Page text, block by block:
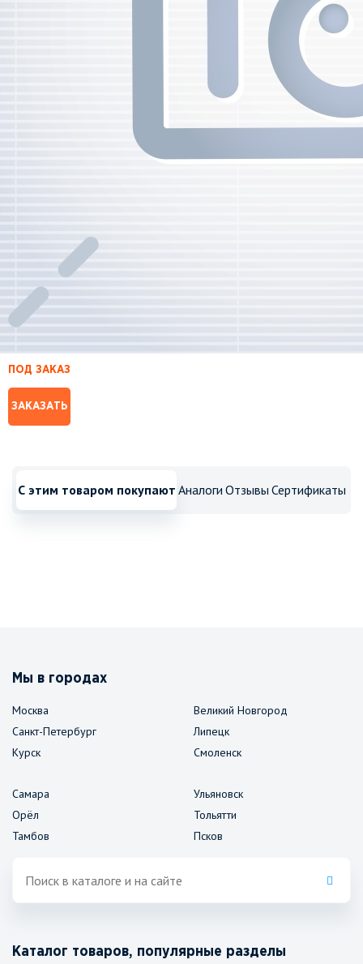
ПОД ЗАКАЗ
ЗАКАЗАТЬ
С этим товаром покупают Аналоги Отзывы Сертификаты
Мы в городах
Москва
Санкт-Петербург
Курск
Великий Новгород
Липецк
Смоленск
Самара
Орёл
Тамбов
Ульяновск
Тольятти
Псков
Каталог товаров, популярные разделы